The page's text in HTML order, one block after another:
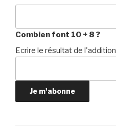
Combien font 10 + 8 ?
Ecrire le résultat de l'addition
Je m'abonne